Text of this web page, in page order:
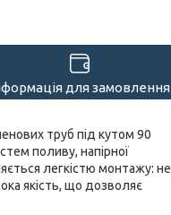
для замовлення
труб під кутом 90
поливу, напірної
легкістю монтажу: не
якість, що дозволяє